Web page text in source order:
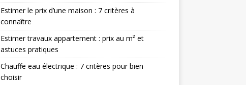
Estimer le prix d’une maison : 7 critères à
connaître
Estimer travaux appartement : prix au m² et
astuces pratiques
Chauffe eau électrique : 7 critères pour bien
choisir